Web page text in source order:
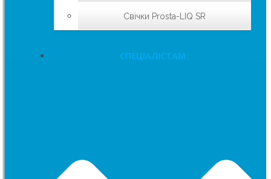
Свічки Prosta-LIQ SR
СПЕЦІАЛІСТАМ